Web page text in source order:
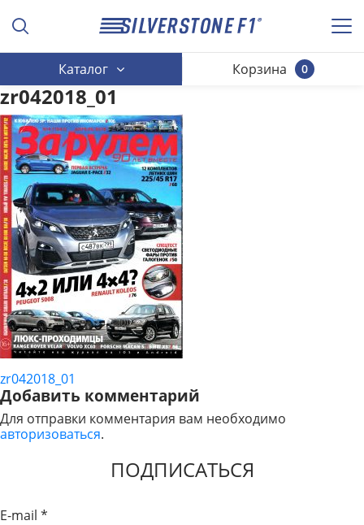
Каталог 0
Корзина
zr042018_01
НАВИГАЦИЯ
ПО
ЗАПИСЯМ
zr042018_01
Добавить комментарий
Для отправки комментария вам необходимо
авторизоваться.
ПОДПИСАТЬСЯ
E-mail *